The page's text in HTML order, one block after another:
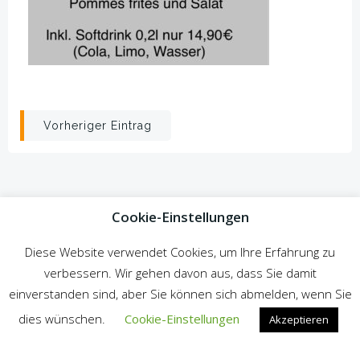
Beitragsnavigation
Vorheriger Eintrag
© 2026 Zur Gemütlichen Ecke. Created for free using
WordPress andColibri
Cookie-Einstellungen
Diese Website verwendet Cookies, um Ihre Erfahrung zu
verbessern. Wir gehen davon aus, dass Sie damit
einverstanden sind, aber Sie können sich abmelden, wenn Sie
dies wünschen.
Cookie-Einstellungen Akzeptieren